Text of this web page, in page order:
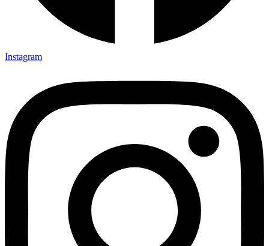
Instagram